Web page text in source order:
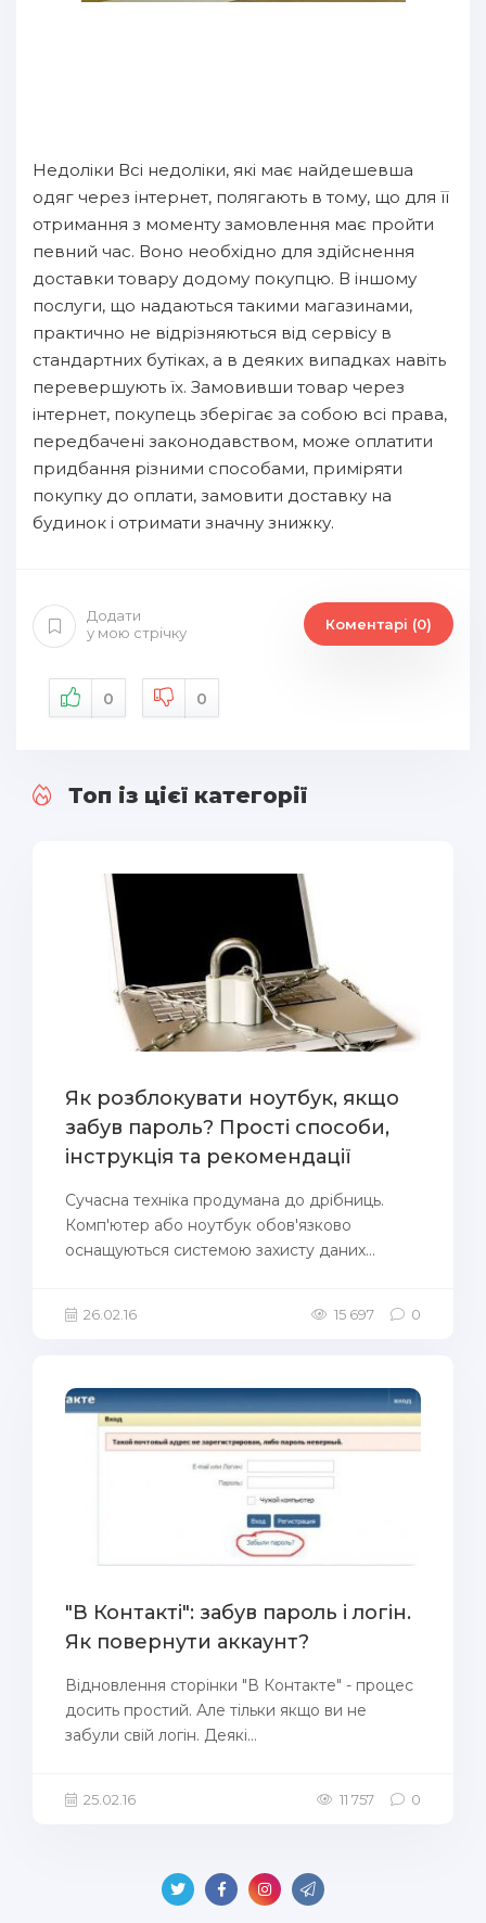
Недоліки Всі недоліки, які має найдешевша
одяг через інтернет, полягають в тому, що для її
отримання з моменту замовлення має пройти
певний час. Воно необхідно для здійснення
доставки товару додому покупцю. В іншому
послуги, що надаються такими магазинами,
практично не відрізняються від сервісу в
стандартних бутіках, а в деяких випадках навіть
перевершують їх. Замовивши товар через
інтернет, покупець зберігає за собою всі права,
передбачені законодавством, може оплатити
придбання різними способами, приміряти
покупку до оплати, замовити доставку на
будинок і отримати значну знижку.
Додати
у мою стрічку
Коментарі (0)
0 0
Топ із цієї категорії
Як розблокувати ноутбук, якщо
забув пароль? Прості способи,
інструкція та рекомендації
Сучасна техніка продумана до дрібниць.
Комп'ютер або ноутбук обов'язково
оснащуються системою захисту даних...
26.02.16 15 697 0
"В Контакті": забув пароль і логін.
Як повернути аккаунт?
Відновлення сторінки "В Контакте" - процес
досить простий. Але тільки якщо ви не
забули свій логін. Деякі...
25.02.16 11 757 0